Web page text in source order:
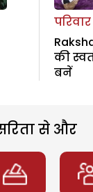
परिवार
की
बनें
से और